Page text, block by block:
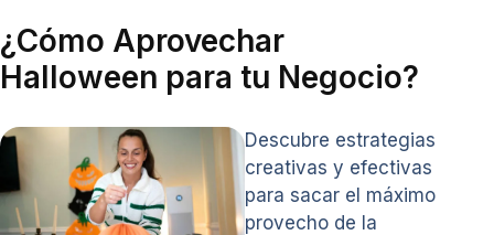
¿Cómo Aprovechar
Halloween para tu Negocio?
Descubre estrategias
creativas y efectivas
para sacar el máximo
provecho de la